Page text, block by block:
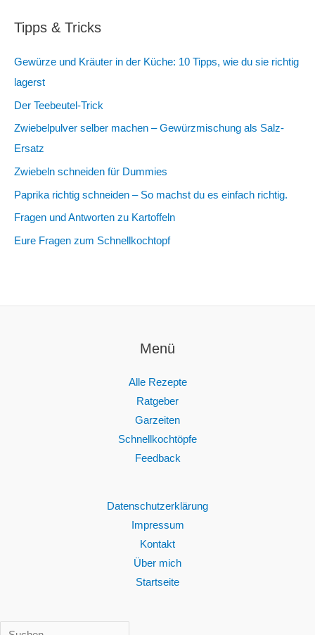
Tipps & Tricks
Gewürze und Kräuter in der Küche: 10 Tipps, wie du sie richtig
lagerst
Der Teebeutel-Trick
Zwiebelpulver selber machen – Gewürzmischung als Salz-
Ersatz
Zwiebeln schneiden für Dummies
Paprika richtig schneiden – So machst du es einfach richtig.
Fragen und Antworten zu Kartoffeln
Eure Fragen zum Schnellkochtopf
Menü
Alle Rezepte
Ratgeber
Garzeiten
Schnellkochtöpfe
Feedback
Datenschutzerklärung
Impressum
Kontakt
Über mich
Startseite